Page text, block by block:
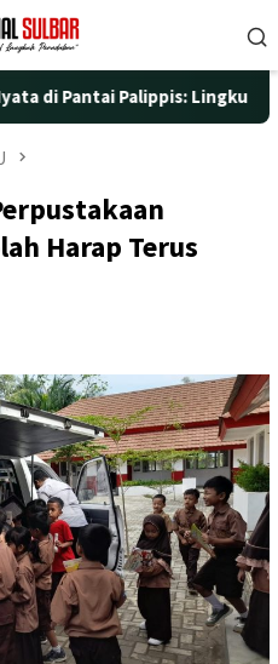
Palippis: Lingkungan dan
Harap Terus